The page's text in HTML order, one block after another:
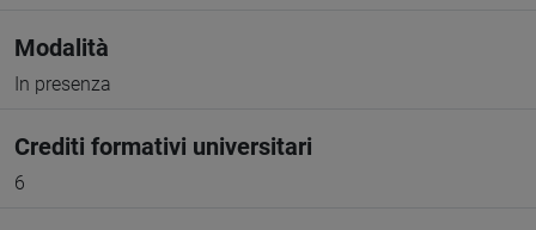
Modalità
In presenza
Crediti formativi universitari
6